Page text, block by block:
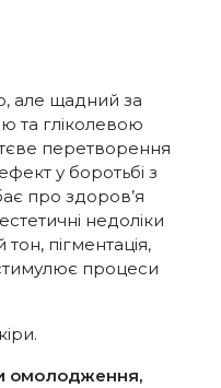
але щадний за
та гліколевою
перетворення
у боротьбі з
про здоров’я
недоліки
пігментація,
процеси
омолодження,